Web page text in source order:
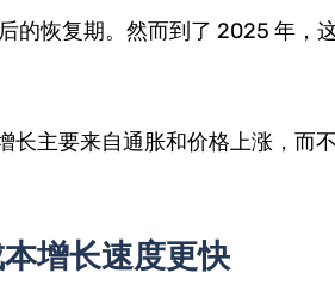
的恢复期。然而到了 2025 年，
长主要来自通胀和价格上涨，而
增长速度更快